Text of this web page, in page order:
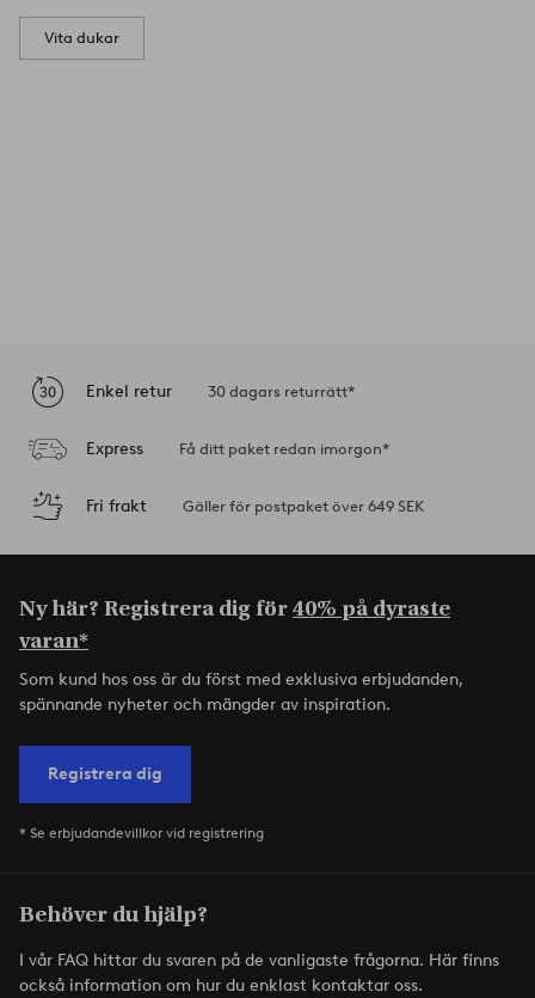
Vita dukar
Enkel retur 30 dagars returrätt*
Express Få ditt paket redan imorgon*
Fri frakt Gäller för postpaket över 649 SEK
Ny här? Registrera dig för40% på dyraste
varan*
Som kund hos oss är du först med exklusiva erbjudanden,
spännande nyheter och mängder av inspiration.
Registrera dig
* Se erbjudandevillkor vid registrering
Behöver du hjälp?
I vår FAQ hittar du svaren på de vanligaste frågorna. Här finns
också information om hur du enklast kontaktar oss.